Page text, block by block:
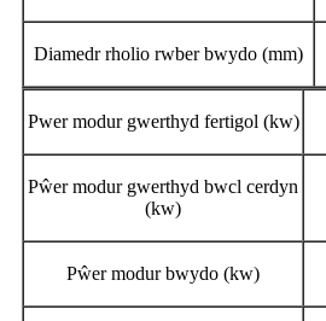
Diamedr rholio rwber bwydo (mm)
Pwer modur gwerthyd fertigol (kw)
Pŵer modur gwerthyd bwcl cerdyn
(kw)
Pŵer modur bwydo (kw)